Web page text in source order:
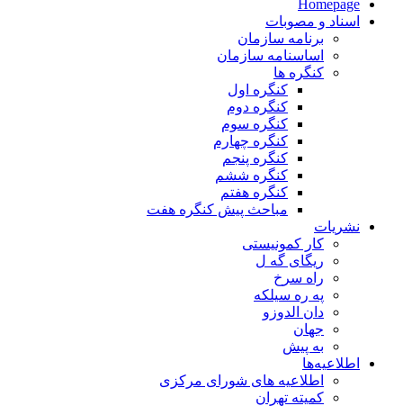
Homepage
اسناد و مصوبات
برنامه سازمان
اساسنامه سازمان
کنگره ها
کنگره اول
کنگره دوم
کنگره سوم
کنگره چهارم
کنگره پنجم
کنگره ششم
کنگره هفتم
مباحث پیش کنگره هفت
نشریات
کار کمونیستی
ریگای گه ل
راه سرخ
په ره سیلکه
دان الدوزو
جهان
به پیش
اطلاعیه‌ها
اطلاعیه های شورای مرکزی
کمیته تهران